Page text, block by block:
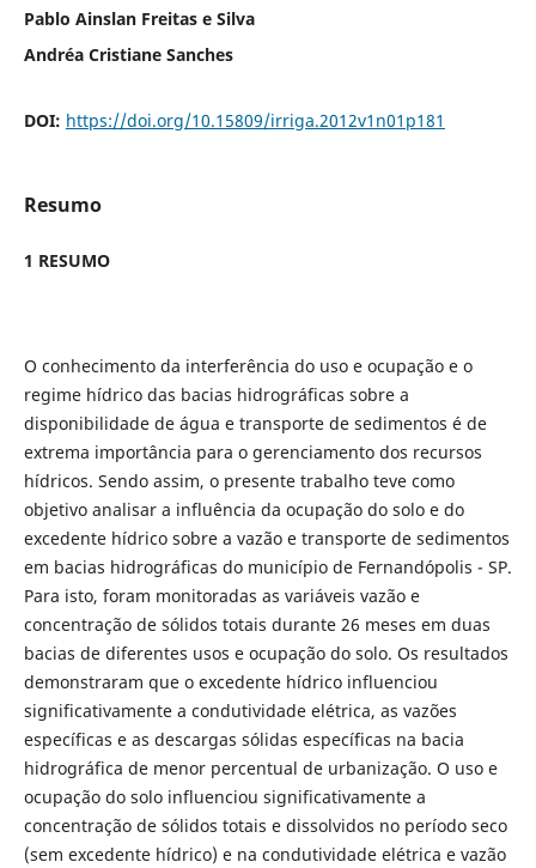
Pablo Ainslan Freitas e Silva
Andréa Cristiane Sanches
DOI: https://doi.org/10.15809/irriga.2012v1n01p181
Resumo
1 RESUMO
O conhecimento da interferência do uso e ocupação e o
regime hídrico das bacias hidrográficas sobre a
disponibilidade de água e transporte de sedimentos é de
extrema importância para o gerenciamento dos recursos
hídricos. Sendo assim, o presente trabalho teve como
objetivo analisar a influência da ocupação do solo e do
excedente hídrico sobre a vazão e transporte de sedimentos
em bacias hidrográficas do município de Fernandópolis - SP.
Para isto, foram monitoradas as variáveis vazão e
concentração de sólidos totais durante 26 meses em duas
bacias de diferentes usos e ocupação do solo. Os resultados
demonstraram que o excedente hídrico influenciou
significativamente a condutividade elétrica, as vazões
específicas e as descargas sólidas específicas na bacia
hidrográfica de menor percentual de urbanização. O uso e
ocupação do solo influenciou significativamente a
concentração de sólidos totais e dissolvidos no período seco
(sem excedente hídrico) e na condutividade elétrica e vazão